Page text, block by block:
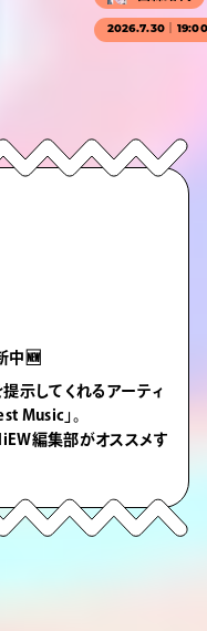
2026.7.30｜
中🆕
示してくれるアーティ
Music」。
編集部がオススメす